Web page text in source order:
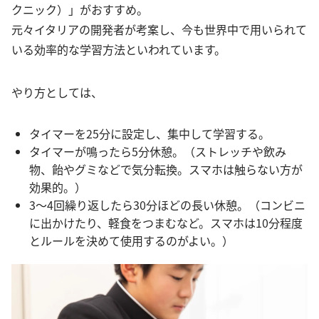
クニック）」がおすすめ。
元々イタリアの開発者が考案し、今も世界中で用いられて
いる効率的な学習方法といわれています。
やり方としては、
タイマーを25分に設定し、集中して学習する。
タイマーが鳴ったら5分休憩。（ストレッチや飲み
物、飴やグミなどで気分転換。スマホは触らない方が
効果的。）
3～4回繰り返したら30分ほどの長い休憩。（コンビニ
に出かけたり、軽食をつまむなど。スマホは10分程度
とルールを決めて使用するのがよい。）